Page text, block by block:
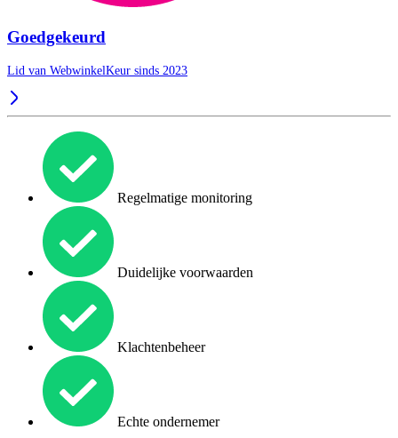
Goedgekeurd
Lid van WebwinkelKeur sinds 2023
Regelmatige monitoring
Duidelijke voorwaarden
Klachtenbeheer
Echte ondernemer